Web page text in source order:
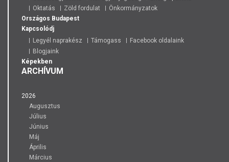
Oktatás
Zöld fordulat
Önkormányzatok
Országos Budapest
Kapcsolódj
Legyél naprakész
Támogass
Facebook oldalaink
Blogjaink
Képekben
ARCHÍVUM
2026
Augusztus
Július
Június
Máj
Április
Március